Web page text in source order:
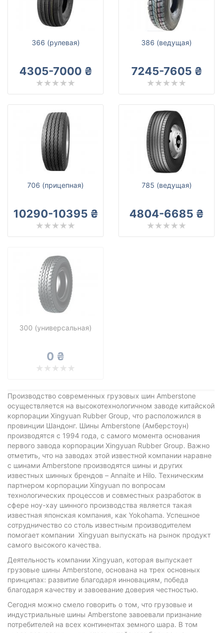
366 (рулевая)
4305-7000 ₴
386 (ведущая)
7245-7605 ₴
706 (прицепная)
10290-10395 ₴
785 (ведущая)
4804-6685 ₴
300 (универсальная)
0 ₴
Производство современных грузовых шин Amberstone
осуществляется на высокотехнологичном заводе китайской
корпорации Xingyuan Rubber Group, что расположился в
провинции Шандонг. Шины Amberstone (Амберстоун)
производятся с 1994 года, с самого момента основания
первого завода корпорации Xingyuan Rubber Group. Важно
отметить, что на заводах этой известной компании наравне
с шинами Amberstone производятся шины и других
известных шинных брендов – Annaite и Hilo. Техническим
партнером корпорации Xingyuan по вопросам
технологических процессов и совместных разработок в
сфере ноу-хау шинного производства является такая
известная японская компания, как Yokohama. Успешное
сотрудничество со столь известным производителем
помогает компании Xingyuan выпускать на рынок продукт
самого высокого качества.
Деятельность компании Xingyuan, которая выпускает
грузовые шины Amberstone, основана на трех основных
принципах: развитие благодаря инновациям, победа
благодаря качеству и завоевание доверия честностью.
Сегодня можно смело говорить о том, что грузовые и
индустриальные шины Amberstone завоевали признание
потребителей на всех континентах земного шара. В том
Все бренды
Сбросить Подобрать